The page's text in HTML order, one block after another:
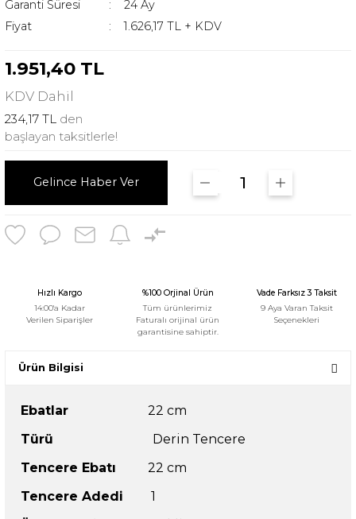
Garanti Süresi
24 Ay
Fiyat
1.626,17 TL + KDV
1.951,40 TL
KDV Dahil
234,17 TL den
başlayan taksitlerle!
Gelince Haber Ver
Hızlı Kargo
14:00'a Kadar
Verilen Siparişler
%100 Orjinal Ürün
Tüm ürünlerimiz
Faturalı orijinal ürün
garantisine sahiptir.
Vade Farksız 3 Taksit
9 Aya Varan Taksit
Seçenekleri
Ürün Bilgisi
Ebatlar
22 cm
Türü
Derin Tencere
Tencere Ebatı
22 cm
Tencere Adedi
1